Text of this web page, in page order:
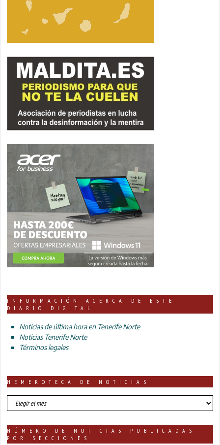
INFORMACIÓN ACERCA DE ESTE
DIARIO DIGITAL
Noticias de última hora en Tenerife Norte
Noticias Tenerife Norte
Términos legales
HEMEROTECA DE NOTICIAS
HEMEROTECA
DE
NÚMERO DE NOTICIAS PUBLICADAS
POR SECCIONES